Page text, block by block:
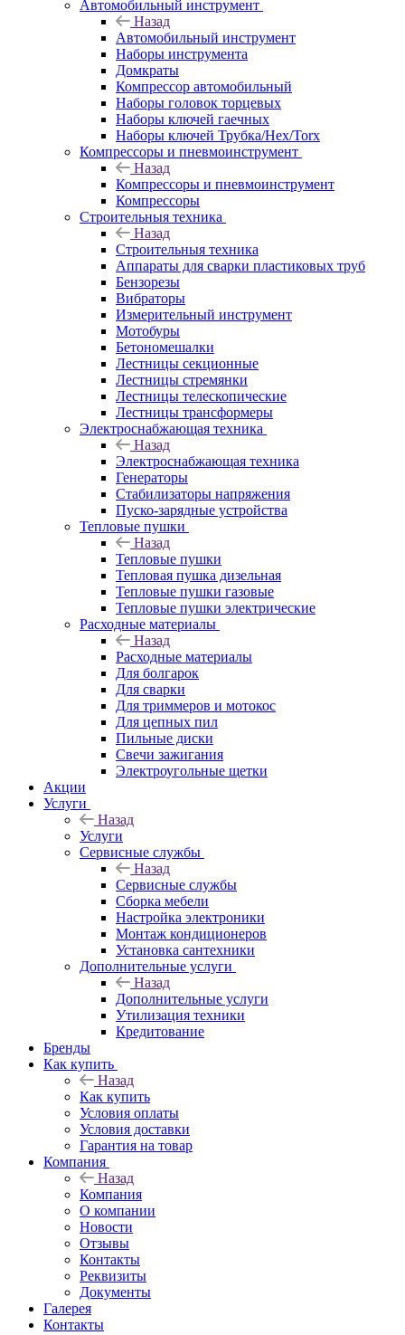
Автомобильный инструмент
Назад
Автомобильный инструмент
Наборы инструмента
Домкраты
Компрессор автомобильный
Наборы головок торцевых
Наборы ключей гаечных
Наборы ключей Трубка/Hex/Torx
Компрессоры и пневмоинструмент
Назад
Компрессоры и пневмоинструмент
Компрессоры
Строительныя техника
Назад
Строительныя техника
Аппараты для сварки пластиковых труб
Бензорезы
Вибраторы
Измерительный инструмент
Мотобуры
Бетономешалки
Лестницы секционные
Лестницы стремянки
Лестницы телескопические
Лестницы трансформеры
Электроснабжающая техника
Назад
Электроснабжающая техника
Генераторы
Стабилизаторы напряжения
Пуско-зарядные устройства
Тепловые пушки
Назад
Тепловые пушки
Тепловая пушка дизельная
Тепловые пушки газовые
Тепловые пушки электрические
Расходные материалы
Назад
Расходные материалы
Для болгарок
Для сварки
Для триммеров и мотокос
Для цепных пил
Пильные диски
Свечи зажигания
Электроугольные щетки
Акции
Услуги
Назад
Услуги
Сервисные службы
Назад
Сервисные службы
Сборка мебели
Настройка электроники
Монтаж кондиционеров
Установка сантехники
Дополнительные услуги
Назад
Дополнительные услуги
Утилизация техники
Кредитование
Бренды
Как купить
Назад
Как купить
Условия оплаты
Условия доставки
Гарантия на товар
Компания
Назад
Компания
О компании
Новости
Отзывы
Контакты
Реквизиты
Документы
Галерея
Контакты